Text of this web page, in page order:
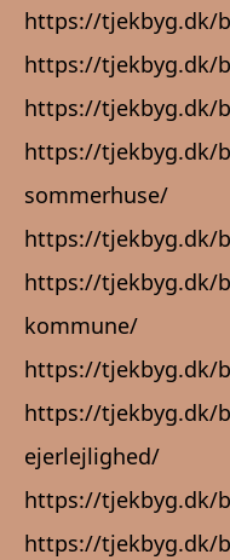
https://tjekbyg.dk/
https://tjekbyg.dk/
https://tjekbyg.dk/
https://tjekbyg.dk/
sommerhuse/
https://tjekbyg.dk/
https://tjekbyg.dk/
kommune/
https://tjekbyg.dk/
https://tjekbyg.dk/
ejerlejlighed/
https://tjekbyg.dk/
https://tjekbyg.dk/